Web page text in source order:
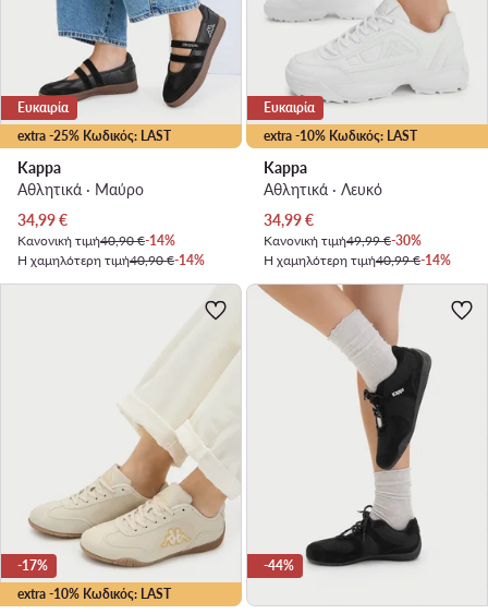
extra -25% Κωδικός: LAST
Ευκαιρία
Kappa
Αθλητικά · Μαύρο
Τρέχουσα τιμή
34,99€
Κανονική τιμή40,90 €-14%
Η χαμηλότερη τιμή40,90 €-14%
extra -10% Κωδικός: LAST
Ευκαιρία
Kappa
Αθλητικά · Λευκό
Τρέχουσα τιμή
34,99€
Κανονική τιμή49,99 €-30%
Η χαμηλότερη τιμή40,99 €-14%
extra -10% Κωδικός: LAST
-17% -44%